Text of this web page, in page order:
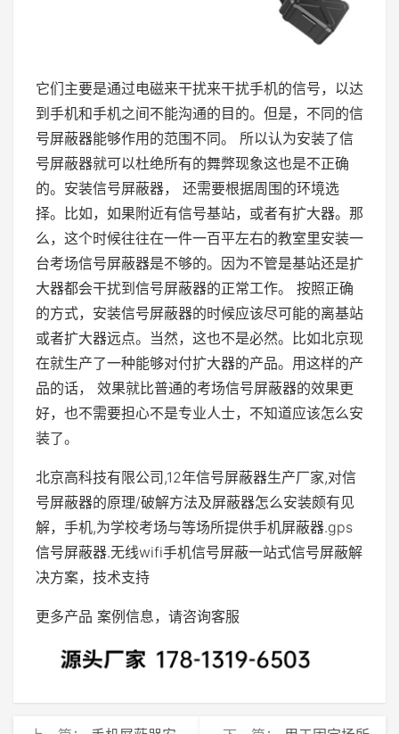
它们主要是通过电磁来干扰来干扰手机的信号，以达
到手机和手机之间不能沟通的目的。但是，不同的信
号屏蔽器能够作用的范围不同。 所以认为安装了信
号屏蔽器就可以杜绝所有的舞弊现象这也是不正确
的。安装信号屏蔽器， 还需要根据周围的环境选
择。比如，如果附近有信号基站，或者有扩大器。那
么，这个时候往往在一件一百平左右的教室里安装一
台考场信号屏蔽器是不够的。因为不管是基站还是扩
大器都会干扰到信号屏蔽器的正常工作。 按照正确
的方式，安装信号屏蔽器的时候应该尽可能的离基站
或者扩大器远点。当然，这也不是必然。比如北京现
在就生产了一种能够对付扩大器的产品。用这样的产
品的话， 效果就比普通的考场信号屏蔽器的效果更
好，也不需要担心不是专业人士，不知道应该怎么安
装了。
北京高科技有限公司,12年信号屏蔽器生产厂家,对信
号屏蔽器的原理/破解方法及屏蔽器怎么安装颇有见
解，手机,为学校考场与等场所提供手机屏蔽器.gps
信号屏蔽器.无线wifi手机信号屏蔽一站式信号屏蔽解
决方案，技术支持
更多产品 案例信息，请咨询客服